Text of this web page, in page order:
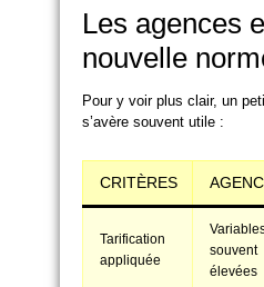
Les agences
nouvelle
Pour y voir plus clair, un
s’avère souvent utile :
CRITÈRES
Tarification
appliquée
souvent
élevées